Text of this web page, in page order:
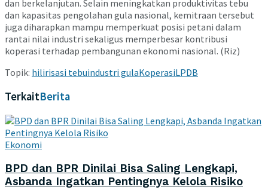
dan berkelanjutan. Selain meningkatkan produktivitas tebu
dan kapasitas pengolahan gula nasional, kemitraan tersebut
juga diharapkan mampu memperkuat posisi petani dalam
rantai nilai industri sekaligus memperbesar kontribusi
koperasi terhadap pembangunan ekonomi nasional. (Riz)
Topik: hilirisasi tebuindustri gulaKoperasiLPDB
TerkaitBerita
Ekonomi
BPD dan BPR Dinilai Bisa Saling Lengkapi,
Asbanda Ingatkan Pentingnya Kelola Risiko